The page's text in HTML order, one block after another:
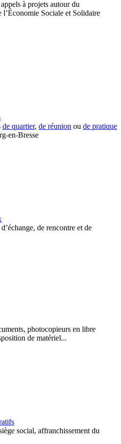
à projets autour du
l’Économie Sociale et Solidaire
de quartier, de réunion ou de pratique
en-Bresse
de rencontre et de
photocopieurs en libre
de matériel...
social, affranchissement du